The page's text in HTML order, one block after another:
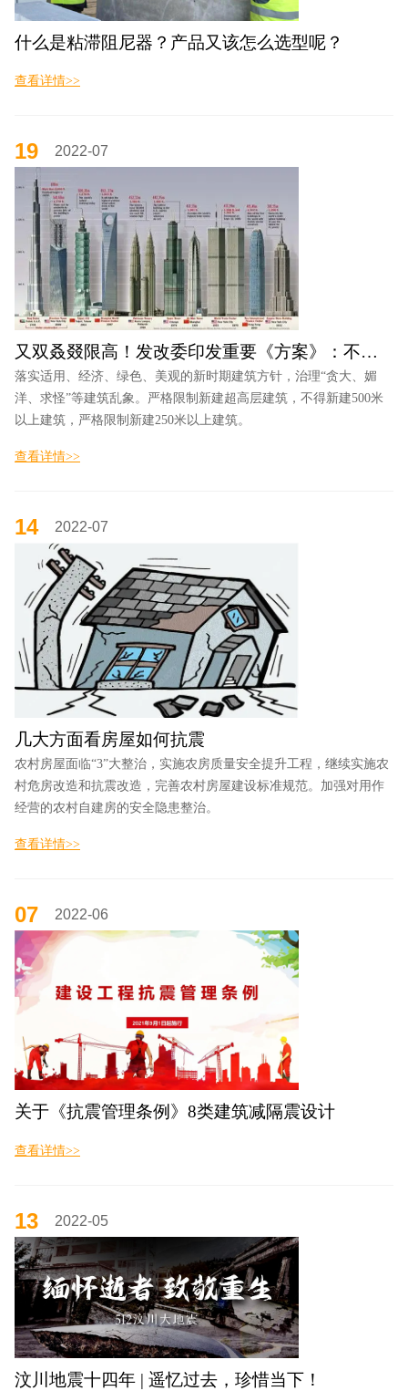
什么是粘滞阻尼器？产品又该怎么选型呢？
查看详情>>
19 2022-07
又双叒叕限高！发改委印发重要《方案》：不得新建500米以上建筑
落实适用、经济、绿色、美观的新时期建筑方针，治理“贪大、媚
洋、求怪”等建筑乱象。严格限制新建超高层建筑，不得新建500米
以上建筑，严格限制新建250米以上建筑。
查看详情>>
14 2022-07
几大方面看房屋如何抗震
农村房屋面临“3”大整治，实施农房质量安全提升工程，继续实施农
村危房改造和抗震改造，完善农村房屋建设标准规范。加强对用作
经营的农村自建房的安全隐患整治。
查看详情>>
07 2022-06
关于《抗震管理条例》8类建筑减隔震设计
查看详情>>
13 2022-05
汶川地震十四年 | 遥忆过去，珍惜当下！